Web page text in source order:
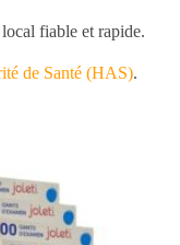
fiable et rapide.
de Santé (HAS).